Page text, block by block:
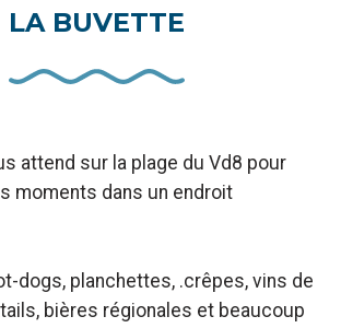
LA BUVETTE
attend sur la plage du Vd8 pour
moments dans un endroit
dogs, planchettes, .crêpes, vins de
bières régionales et beaucoup